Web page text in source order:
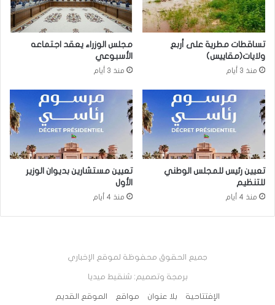
تساقطات مطرية على أربع
ولايات(مقاييس)
منذ 3 أيام
مجلس الوزراء يعقد اجتماعه
الأسبوعي
منذ 3 أيام
تعيين رئيس للمجلس الوطني
للتنظيم
منذ 4 أيام
تعيين مستشارين بديوان الوزير
الأول
منذ 4 أيام
جميع الحقوق محفوظة لموقع الإخباري
برمجة وتصميم: شنقيط ميديا
الإفتتاحية بلا عنوان مواقع الموقع القديم